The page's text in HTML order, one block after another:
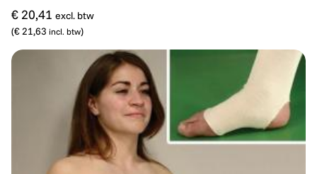
€ 20,41 excl. btw
(€ 21,63 incl. btw)